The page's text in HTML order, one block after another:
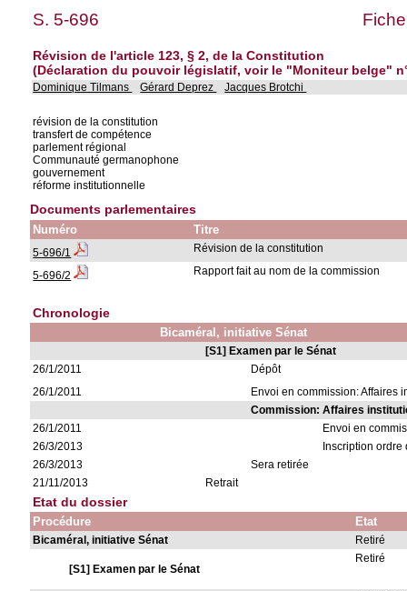
S. 5-696
Révision de l'article 123, § 2, de la Constitution
(Déclaration du pouvoir législatif, voir le "Moniteur belge"
Dominique Tilmans Gérard Deprez Jacques Brotchi
révision de la constitution
transfert de compétence
parlement régional
Communauté germanophone
gouvernement
réforme institutionnelle
Documents parlementaires
Numéro Titre
5-696/1 Révision de la constitution
5-696/2 Rapport fait au nom de la commission
Chronologie
Bicaméral, initiative Sénat
[S1] Examen par le Sénat
26/1/2011
Dépôt
26/1/2011
Envoi en commission: Affaires
Commission: Affaires
26/1/2011
Envoi en
26/3/2013
Inscription ordre
26/3/2013
Sera retirée
21/11/2013
Retrait
Etat du dossier
Procédure Etat
Bicaméral, initiative Sénat Retiré
[S1] Examen par le Sénat
Retiré